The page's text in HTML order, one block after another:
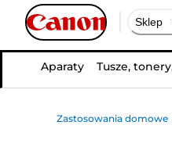
Sklep
Aparaty Tusze,
Zastosowania domowe